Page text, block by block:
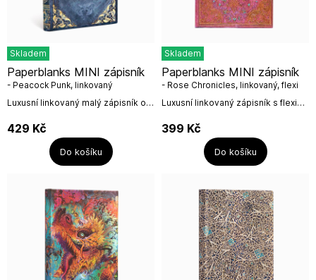
Skladem
Luxusní linkovaný malý zápisník od
9,5x14cmNikdo nikdy neudělal
náladovost lépe než noví romantici
Paperblanks MINI zápisník
- Peacock Punk, linkovaný
429 Kč
Do košíku
Skladem
Luxusní linkovaný zápisník s flexi
gumičkou.Rozměr: 9,5 x 14 x 1,5
cmtato obálka je založena na
vazbě pro...
Paperblanks MINI zápisník
- Rose Chronicles, linkovaný, flexi
399 Kč
Do košíku